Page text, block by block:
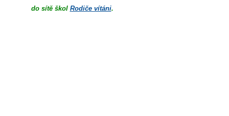
do sítě škol Rodiče vítáni.